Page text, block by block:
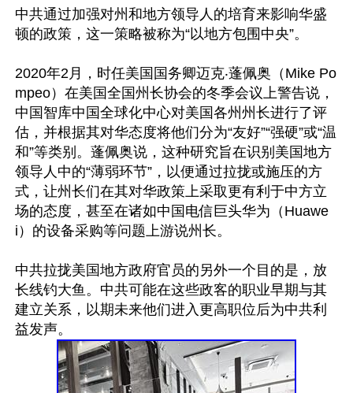
中共通过加强对州和地方领导人的培育来影响华盛
顿的政策，这一策略被称为“以地方包围中央”。
2020年2月，时任美国国务卿迈克‧蓬佩奥（Mike Po
mpeo）在美国全国州长协会的冬季会议上警告说，
中国智库中国全球化中心对美国各州州长进行了评
估，并根据其对华态度将他们分为“友好”“强硬”或“温
和”等类别。蓬佩奥说，这种研究旨在识别美国地方
领导人中的“薄弱环节”，以便通过拉拢或施压的方
式，让州长们在其对华政策上采取更有利于中方立
场的态度，甚至在诸如中国电信巨头华为（Huawe
i）的设备采购等问题上游说州长。
中共拉拢美国地方政府官员的另外一个目的是，放
长线钓大鱼。中共可能在这些政客的职业早期与其
建立关系，以期未来他们进入更高职位后为中共利